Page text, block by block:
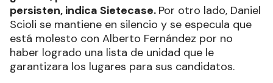
persisten, indica Sietecase. Por otro lado, Daniel
Scioli se mantiene en silencio y se especula que
está molesto con Alberto Fernández por no
haber logrado una lista de unidad que le
garantizara los lugares para sus candidatos.